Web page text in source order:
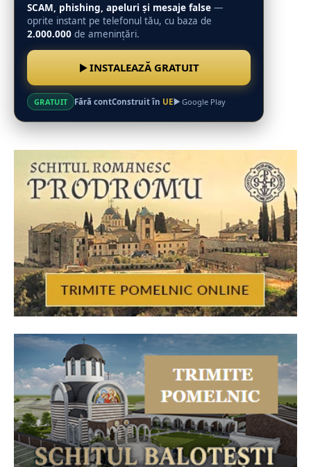
SCAM, phishing, apeluri și mesaje false —
oprite instant pe telefonul tău, cu baza de
2.000.000 de amenințări.
INSTALEAZĂ GRATUIT
GRATUIT Fără contConstruit în UE Google Play